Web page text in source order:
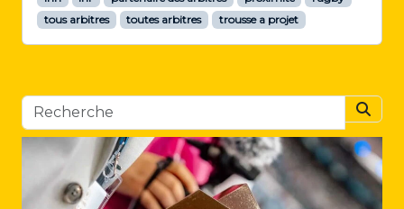
tous arbitres
toutes arbitres trousse a projet